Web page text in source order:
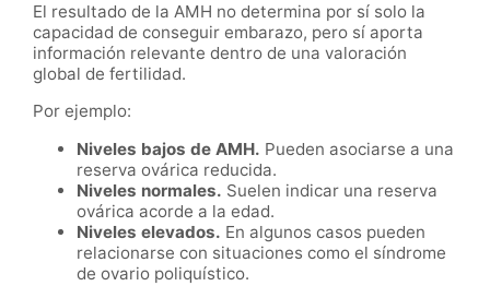
El resultado de la AMH no determina por sí solo la
capacidad de conseguir embarazo, pero sí aporta
información relevante dentro de una valoración
global de fertilidad.
Por ejemplo:
Niveles bajos de AMH. Pueden asociarse a una
reserva ovárica reducida.
Niveles normales. Suelen indicar una reserva
ovárica acorde a la edad.
Niveles elevados. En algunos casos pueden
relacionarse con situaciones como el síndrome
de ovario poliquístico.